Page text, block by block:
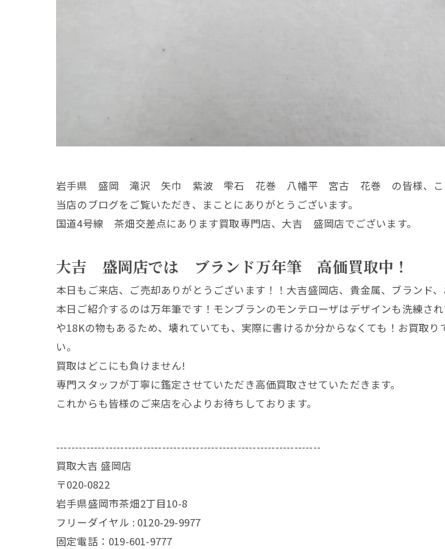
岩手県 盛岡 滝沢 矢巾 紫波 雫石 花巻 八幡平 宮古 花巻 の皆様、こ
当店のブログをご覧いただき、まことにありがとうございます。
国道4号線 茶畑交差点にあります買取専門店、大吉 盛岡店でございます。
大吉 盛岡店では ブランド万年筆 高価買取中！
本日もご来店、ご売却ありがとうございます！！大吉盛岡店、貴金属、ブランド
本日ご紹介するのは万年筆です！モンブランのモンテローザはデザインも洗練さ
や18Kの物もあるため、壊れていても、実際に書けるか分からなくても！お買取
い。
買取はどこにも負けません!
専門スタッフが丁寧に鑑定させていただき高価買取させていただきます。
これからも皆様のご来店を心よりお待ちしております。
----------------------------------------------------------------------
買取大吉 盛岡店
〒020-0822
岩手県盛岡市茶畑2丁目10-8
フリーダイヤル : 0120-29-9977
固定電話：019-601-9777